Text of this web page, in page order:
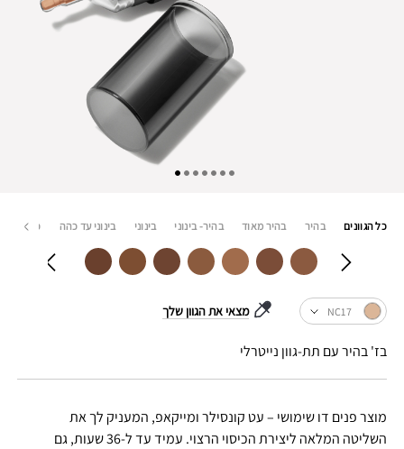
מוצר פנים דו שימושי – עט קונסילר ומייקאפ, המעניק לך את
השליטה המלאה ליצירת הכיסוי הרצוי. עמיד עד ל-36 שעות, גם
כל הגוונים בהיר בהיר מאוד בהיר- בינוני בינוני בינוני עד כהה כהה
NC17 מצאי את הגוון שלך
בז' בהיר עם תת-גוון נייטרלי